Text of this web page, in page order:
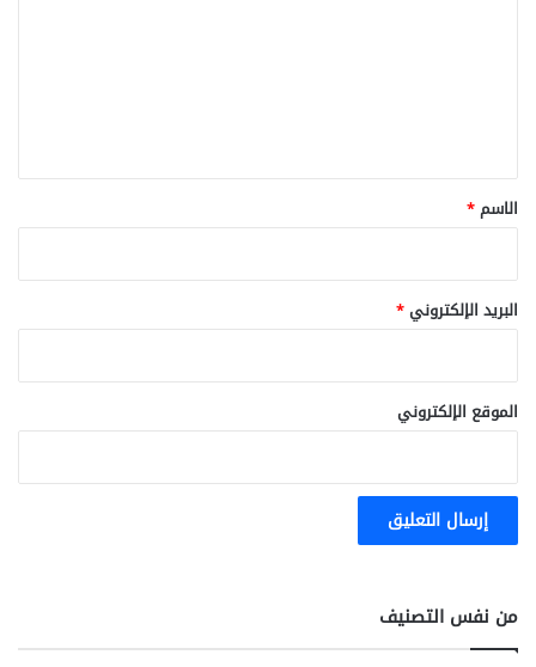
*
الاسم*
البريد الإلكتروني*
الموقع الإلكتروني
من نفس التصنيف